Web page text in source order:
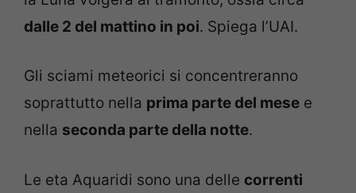
dalle 2 del mattino in poi. Spiega l’UAI.
Gli sciami meteorici si concentreranno
soprattutto nella prima parte del mese e
nella seconda parte della notte.
Le eta Aquaridi sono una delle correnti